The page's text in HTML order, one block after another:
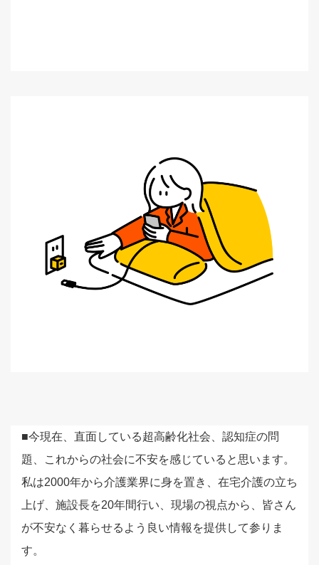
■今現在、直面している超高齢化社会、認知症の問
題、これからの社会に不安を感じていると思います。
私は2000年から介護業界に身を置き、在宅介護の立ち
上げ、施設長を20年間行い、現場の視点から、皆さん
が不安なく暮らせるよう良い情報を提供して参りま
す。